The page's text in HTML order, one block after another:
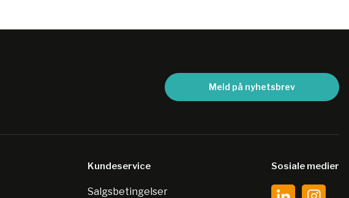
Meld på nyhetsbrev
Kundeservice
Salgsbetingelser
Sosiale medier